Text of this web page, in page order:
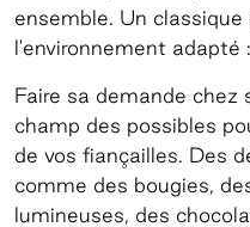
ensemble. Un classique
l'environnement adapté
Faire sa demande chez
champ des possibles
de vos fiançailles. Des
comme des bougies,
lumineuses, des